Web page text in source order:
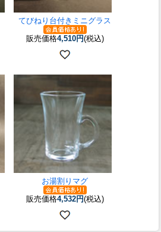
てびねり台付きミニグラス
販売価格4,510円(税込)
お湯割りマグ
販売価格4,532円(税込)